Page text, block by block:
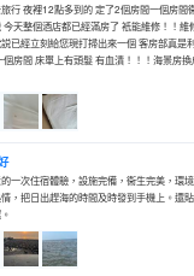
行 夜裡12點多到的 定了2個房間一個房間
今天整個酒店都已經滿房了 衹能維修！！
已經立刻給您現打掃出來一個 客房部真是
個房間 床單上有頭髮 有血漬！！！海景房
一次住宿體驗，設施完備，衞生完美，環
，把日出趕海的時間及時發到手機上。還